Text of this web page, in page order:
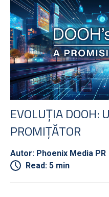
EVOLUȚIA DOOH:
PROMIȚĂTOR
Autor: Phoenix Media PR
Read: 5 min